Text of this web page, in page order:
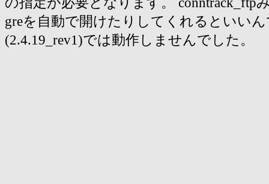
greを自動で開けたりしてくれるといい
(2.4.19_rev1)では動作しませんでした。